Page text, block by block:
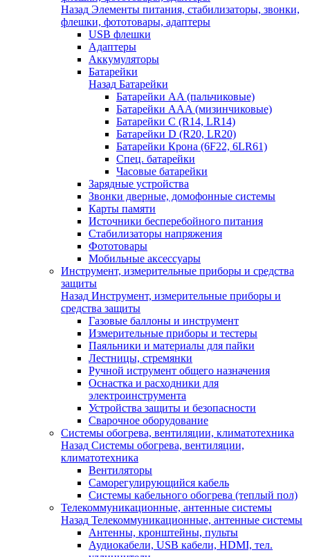
Назад Элементы питания, стабилизаторы, звонки,
флешки, фототовары, адаптеры
USB флешки
Адаптеры
Аккумуляторы
Батарейки
Назад Батарейки
Батарейки AA (пальчиковые)
Батарейки AAA (мизинчиковые)
Батарейки C (R14, LR14)
Батарейки D (R20, LR20)
Батарейки Крона (6F22, 6LR61)
Спец. батарейки
Часовые батарейки
Зарядные устройства
Звонки дверные, домофонные системы
Карты памяти
Источники бесперебойного питания
Стабилизаторы напряжения
Фототовары
Мобильные аксессуары
Инструмент, измерительные приборы и средства
защиты
Назад Инструмент, измерительные приборы и
средства защиты
Газовые баллоны и инструмент
Измерительные приборы и тестеры
Паяльники и материалы для пайки
Лестницы, стремянки
Ручной иструмент общего назначения
Оснастка и расходники для
электроинструмента
Устройства защиты и безопасности
Сварочное оборудование
Системы обогрева, вентиляции, климатотехника
Назад Системы обогрева, вентиляции,
климатотехника
Вентиляторы
Саморегулирующийся кабель
Системы кабельного обогрева (теплый пол)
Телекоммуникационные, антенные системы
Назад Телекоммуникационные, антенные системы
Антенны, кронштейны, пульты
Аудиокабели, USB кабели, HDMI, тел.